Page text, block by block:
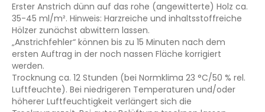
Erster Anstrich dünn auf das rohe (angewitterte) Holz ca.
35-45 ml/m². Hinweis: Harzreiche und inhaltsstoffreiche
Hölzer zunächst abwittern lassen.
„Anstrichfehler“ können bis zu 15 Minuten nach dem
ersten Auftrag in der noch nassen Fläche korrigiert
werden.
Trocknung ca. 12 Stunden (bei Normklima 23 °C/50 % rel.
Luftfeuchte). Bei niedrigeren Temperaturen und/oder
höherer Luftfeuchtigkeit verlängert sich die